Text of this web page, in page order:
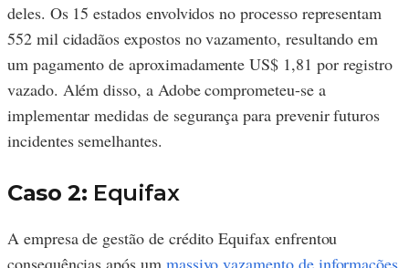
deles. Os 15 estados envolvidos no processo representam
552 mil cidadãos expostos no vazamento, resultando em
um pagamento de aproximadamente US$ 1,81 por registro
vazado. Além disso, a Adobe comprometeu-se a
implementar medidas de segurança para prevenir futuros
incidentes semelhantes.
Caso 2: Equifax
A empresa de gestão de crédito Equifax enfrentou